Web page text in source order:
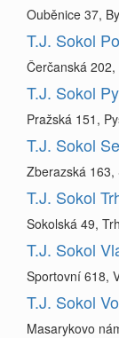
Ouběnice 37,
T.J. Sokol
Čerčanská
T.J. Sokol
Pražská 151,
T.J. Sokol
Zberazská 163,
T.J. Sokol
Sokolská 49,
T.J. Sokol
Sportovní 618,
T.J. Sokol
Masarykovo